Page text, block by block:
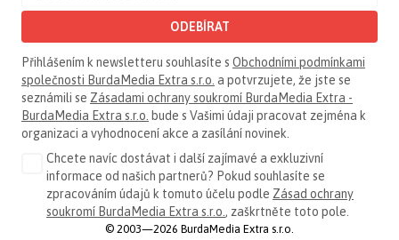
ODEBÍRAT
Přihlášením k newsletteru souhlasíte s Obchodními podmínkami
společnosti BurdaMedia Extra s.r.o. a potvrzujete, že jste se
seznámili se Zásadami ochrany soukromí BurdaMedia Extra -
BurdaMedia Extra s.r.o. bude s Vašimi údaji pracovat zejména k
organizaci a vyhodnocení akce a zasílání novinek.
Chcete navíc dostávat i další zajímavé a exkluzivní
informace od našich partnerů? Pokud souhlasíte se
zpracováním údajů k tomuto účelu podle Zásad ochrany
soukromí BurdaMedia Extra s.r.o., zaškrtněte toto pole.
© 2003—2026 BurdaMedia Extra s.r.o.